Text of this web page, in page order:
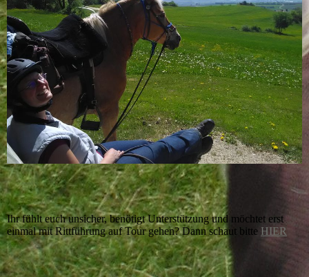
Ihr fühlt euch unsicher, benötigt Unterstützung und möchtet erst
einmal mit Rittführung auf Tour gehen? Dann schaut bitte HIER